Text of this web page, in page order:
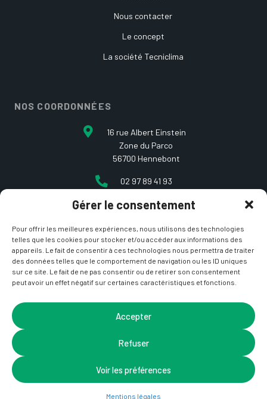
Gérer le consentement
Pour offrir les meilleures expériences, nous utilisons des technologies
telles que les cookies pour stocker et/ou accéder aux informations des
appareils. Le fait de consentir à ces technologies nous permettra de traiter
des données telles que le comportement de navigation ou les ID uniques
sur ce site. Le fait de ne pas consentir ou de retirer son consentement
peut avoir un effet négatif sur certaines caractéristiques et fonctions.
Accepter
Refuser
Voir les préférences
Mentions légales
Nous contacter
Le concept
La société Tecniclima
NOS COORDONNÉES
16 rue Albert Einstein
Zone du Parco
56700 Hennebont
02 97 89 41 93
contact@etcarepart.com
CGV– Site développé parLa Coquille Web– Design par
Nicotam